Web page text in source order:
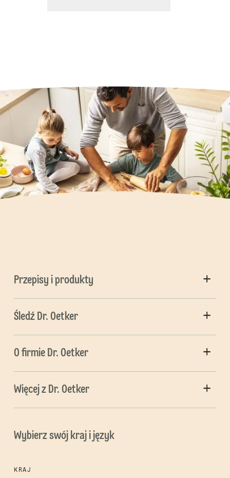
Przepisy i produkty
Śledź Dr. Oetker
O firmie Dr. Oetker
Więcej z Dr. Oetker
Wybierz swój kraj i język
KRAJ